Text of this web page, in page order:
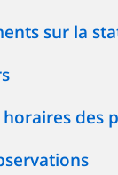
sur la
des